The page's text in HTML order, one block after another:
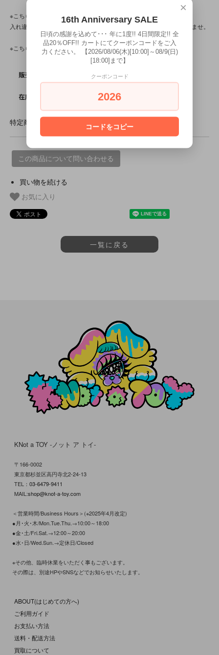
※こちらの商品は店頭でも販売しています。
入れ違いで完売してしまう場合がございます。その際はご容赦下さいませ。
※こちらの商品は、中古・ヴィンテージ品です。
販売価格 SOLD OUT
在庫数
特定商取引法に基づく表記 (返品など)
この商品について問い合わせる
買い物を続ける
お気に入り
一覧に戻る
KNot a TOY -ノット ア トイ-
〒166-0002
東京都杉並区高円寺北2-24-13
TEL： 03-6479-9411
MAIL:shop@knot-a-toy.com
＜営業時間/Business Hours＞(※2025年4月改定)
●月･火･木/Mon.Tue.Thu.→10:00～18:00
●金･土/Fri.Sat.→12:00～20:00
●水･日/Wed.Sun.→定休日/Closed
※その他、臨時休業をいただく事もございます。
その際は、別途HPやSNSなどでお知らせいたします。
ABOUT(はじめての方へ)
ご利用ガイド
お支払い方法
送料・配送方法
買取について
×
16th Anniversary SALE
日頃の感謝を込めて･･･ 年に1度!! 4日間限定!! 全
品20％OFF!! カートにてクーポンコードをご入
力ください。 【2026/08/06(木)[10:00]～08/9(日)
[18:00]まで】
クーポンコード
2026
コードをコピー